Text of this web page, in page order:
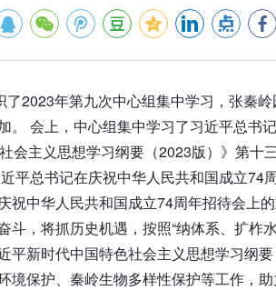
2023年第九次中心组集中学习，张秦
会上，中心组集中学习了习近平总书
会主义思想学习纲要（2023版）》第
平总书记在庆祝中华人民共和国成立74
中华人民共和国成立74周年招待会上
，将抓历史机遇，按照“纳体系、扩柞
新时代中国特色社会主义思想学习纲
保护、秦岭生物多样性保护等工作，